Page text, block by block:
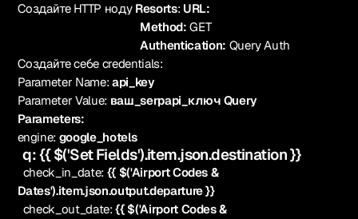
Создайте HTTP ноду Resorts: URL:
Method:GET
Authentication: Query Auth
Создайте себе credentials:
Parameter Name:api_key
Parameter Value: ваш_serpapi_ключ Query
Parameters:
engine: google_hotels
q:{{ $('Set Fields').item.json.destination }}
check_in_date: {{ $('Airport Codes &
Dates').item.json.output.departure }}
check_out_date:{{ $('Airport Codes &